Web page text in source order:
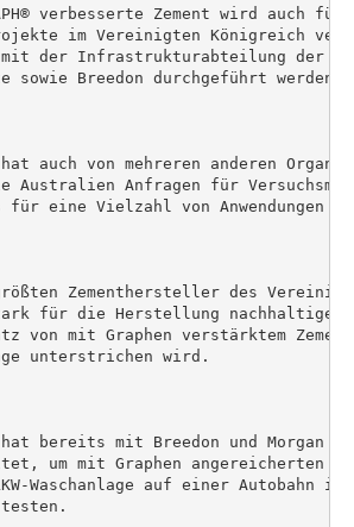
verbesserte Zement wird auch für
im Vereinigten Königreich
mit der Infrastrukturabteilung der
sowie Breedon durchgeführt werden.
auch von mehreren anderen
Australien Anfragen für
für eine Vielzahl von Anwendungen
Zementhersteller des
für die Herstellung nachhaltiger
von mit Graphen verstärktem
unterstrichen wird.
bereits mit Breedon und Morgan
um mit Graphen
Waschanlage auf einer Autobahn